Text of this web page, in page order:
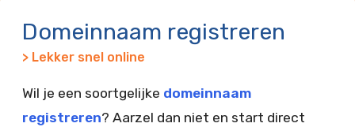
Domeinnaam registreren
> Lekker snel online
Wil je een soortgelijke domeinnaam
registreren? Aarzel dan niet en start direct